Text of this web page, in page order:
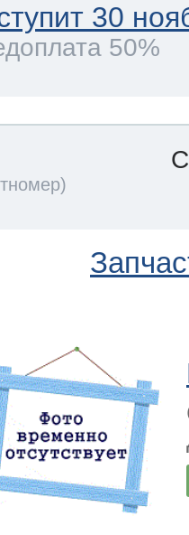
30
50%